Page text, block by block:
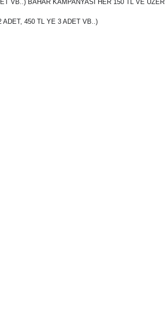
VB..) BAHAR KAMPANYASI HER 150 TL VE ÜZERİ
ADET, 450 TL YE 3 ADET VB..)